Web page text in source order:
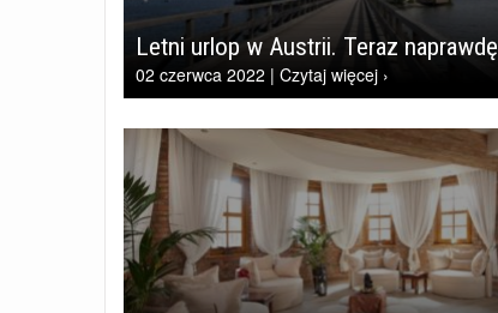
Letni urlop w Austrii. Teraz naprawdę
02 czerwca 2022 | Czytaj więcej ›